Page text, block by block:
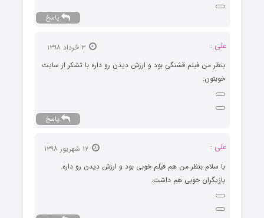
پاسخ
علی :
۳ خرداد ۱۳۹۸
بنظر من فیلم قشنگی بود و ارزش دیدن رو داره با تشکر از سایت
خوبتون.
پاسخ
علی :
۱۲ شهریور ۱۳۹۸
با سلام بنظر من هم فیلم خوبی بود و ارزش دیدن رو داره.
بازیگران خوبی هم داشت.